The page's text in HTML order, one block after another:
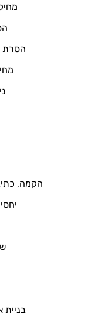
הסרת
הקמה,
בניית